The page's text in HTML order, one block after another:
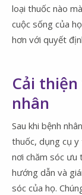
loại thuốc nào
cuộc sống của
hơn với quyết
Cải
nhân
Sau khi bệnh
thuốc, dụng cụ y
nơi chăm sóc ưu
hướng dẫn và
sóc của họ.